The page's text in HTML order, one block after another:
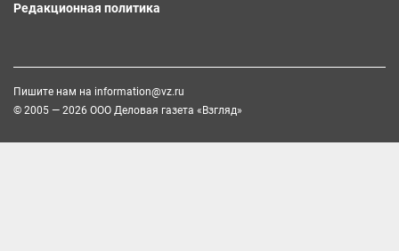
Редакционная политика
Пишите нам на information@vz.ru
© 2005 — 2026 ООО Деловая газета «Взгляд»